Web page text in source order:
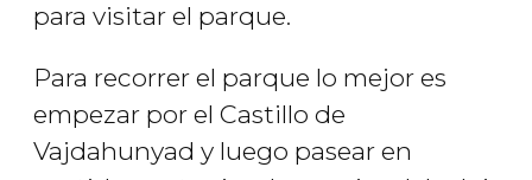
para visitar el parque.
Para recorrer el parque lo mejor es
empezar por el Castillo de
Vajdahunyad y luego pasear en